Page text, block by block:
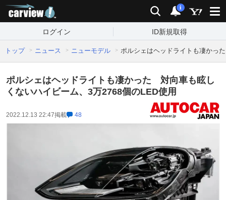
検索 通知
i
ログイン ID新規取得
トップ ニュース ニューモデル ポルシェはヘッドライトも凄かっ
ポルシェはヘッドライトも凄かった 対向車も眩し
くないハイビーム、3万2768個のLED使用
2022.12.13 22:47掲載 48